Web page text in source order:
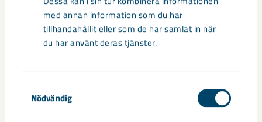
med annan information som du har
tillhandahållit eller som de har samlat in när
du har använt deras tjänster.
Nödvändig
miljövillkoren. Vi måste minska vibrationerna från
malmkroppar som ligger närmast bostadsområden för att
kunna fortsätta producera här, säger Hanna Falksund.– Vid
Lövberga, ett område nära Västra Fältet, har risken funnits
inletts och skall vara fullt genomförd till halvårsskiftet nästa